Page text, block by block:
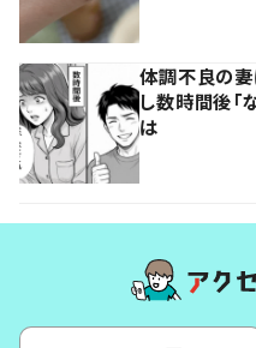
体調不良の妻
し数時間後「
は